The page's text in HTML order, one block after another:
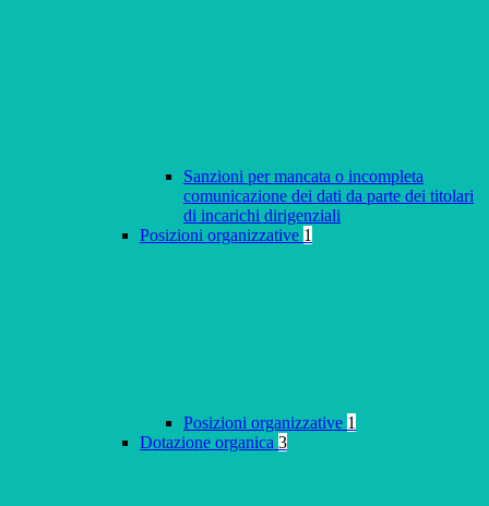
Sanzioni per mancata o incompleta
comunicazione dei dati da parte dei titolari
di incarichi dirigenziali
Posizioni organizzative 1
Posizioni organizzative 1
Dotazione organica 3